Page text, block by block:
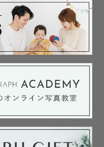
が得意です📸
そ
！
いるので